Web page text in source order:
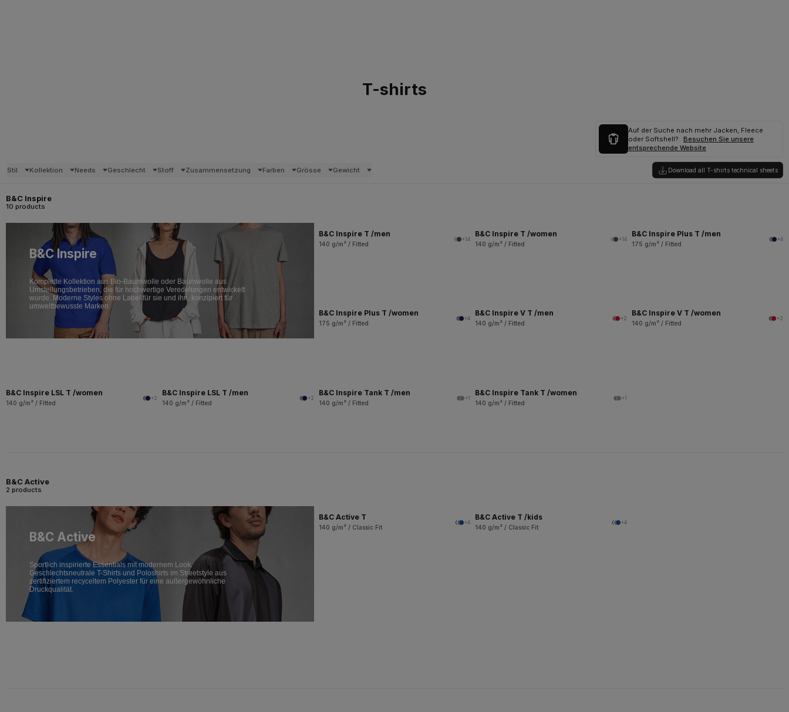
T-shirts
Auf der Suche nach mehr Jacken, Fleece
oder Softshell?
Besuchen Sie unsere
entsprechende Website
Stil Kollektion Needs Geschlecht Stoff Zusammensetzung Farben Grösse Gewicht Download all T-shirts technical sheets
B&C Inspire
10 products
B&C Inspire
Komplette Kollektion aus Bio-Baumwolle oder Baumwolle aus
Umstellungsbetrieben, die für hochwertige Veredelungen entwickelt
wurde. Moderne Styles ohne Label für sie und ihn, konzipiert für
umweltbewusste Marken.
B&C Inspire T /men
140 g/m² / Fitted
+14
B&C Inspire T /women
140 g/m² / Fitted
+14
B&C Inspire Plus T /men
175 g/m² / Fitted
+4
B&C Inspire Plus T /women
175 g/m² / Fitted
+4
B&C Inspire V T /men
140 g/m² / Fitted
+2
B&C Inspire V T /women
140 g/m² / Fitted
+2
B&C Inspire LSL T /women
140 g/m² / Fitted
+2
B&C Inspire LSL T /men
140 g/m² / Fitted
+2
B&C Inspire Tank T /men
140 g/m² / Fitted
+1
B&C Inspire Tank T /women
140 g/m² / Fitted
+1
B&C Active
2 products
B&C Active
Sportlich inspirierte Essentials mit modernem Look.
Geschlechtsneutrale T-Shirts und Poloshirts im Streetstyle aus
zertifiziertem recyceltem Polyester für eine außergewöhnliche
Druckqualität.
B&C Active T
140 g/m² / Classic Fit
+4
B&C Active T /kids
140 g/m² / Classic Fit
+4